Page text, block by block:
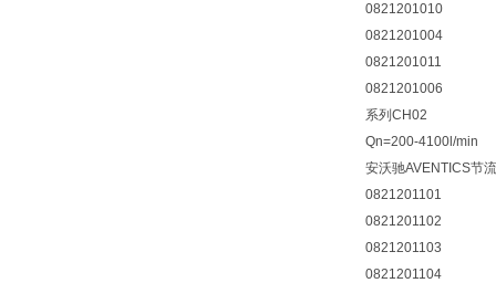
0821201010
0821201004
0821201011
0821201006
系列CH02
Qn=200-4100l/min
安沃驰AVENTICS节
0821201101
0821201102
0821201103
0821201104